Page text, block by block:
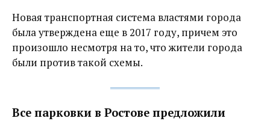
Новая транспортная система властями города
была утверждена еще в 2017 году, причем это
произошло несмотря на то, что жители города
были против такой схемы.
Все парковки в Ростове предложили